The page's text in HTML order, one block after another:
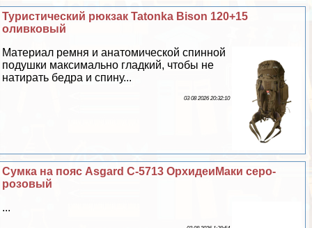
Туристический рюкзак Tatonka Bison 120+15
оливковый
Материал ремня и анатомической спинной
подушки максимально гладкий, чтобы не
натирать бедра и спину...
03 08 2026 20:32:10
Сумка на пояс Asgard С-5713 ОрхидеиМаки серо-
розовый
...